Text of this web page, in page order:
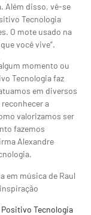
Além disso, vê-se
Tecnologia
O mote usado na
você vive”.
momento ou
Tecnologia faz
em diversos
a
valorizamos ser
fazemos
Alexandre
em música de Raul
Tecnologia